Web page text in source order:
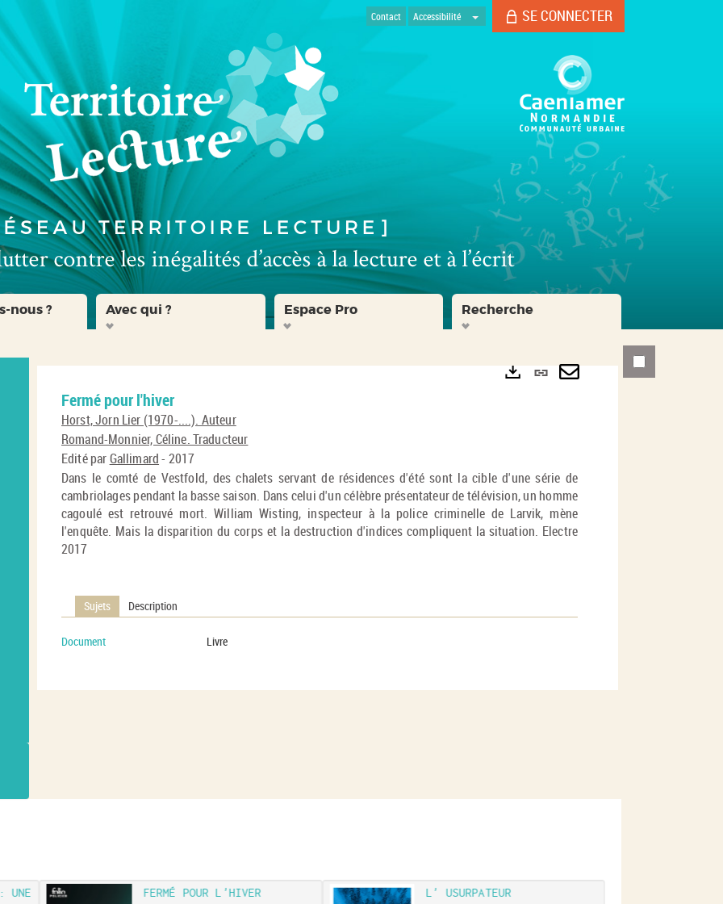
Contact Accessibilité SE CONNECTER
nous ? Avec qui ? Espace Pro Recherche
Fermé pour l'hiver
Horst, Jorn Lier (1970-....). Auteur
Romand-Monnier, Céline. Traducteur
Edité parGallimard- 2017
Dans le comté de Vestfold, des chalets servant de résidences d'été sont la cible d'une série de
cambriolages pendant la basse saison. Dans celui d'un célèbre présentateur de télévision, un homme
cagoulé est retrouvé mort. William Wisting, inspecteur à la police criminelle de Larvik, mène
l'enquête. Mais la disparition du corps et la destruction d'indices compliquent la situation. Electre
2017
Sujets Description
Document Livre
Lien
FERMÉ POUR L'HIVER
L' USURPATEUR
UNE